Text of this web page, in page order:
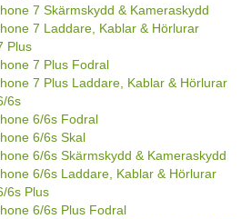
7 Skärmskydd & Kameraskydd
7 Laddare, Kablar & Hörlurar
Plus
7 Plus Fodral
7 Plus Laddare, Kablar & Hörlurar
6s
6/6s Fodral
6/6s Skal
6/6s Skärmskydd & Kameraskydd
6/6s Laddare, Kablar & Hörlurar
6s Plus
6/6s Plus Fodral